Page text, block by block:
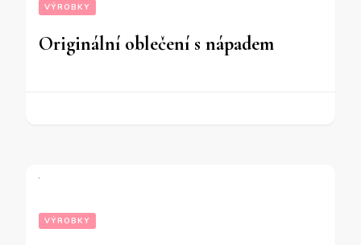
VÝROBKY
Originální oblečení s nápadem
VÝROBKY